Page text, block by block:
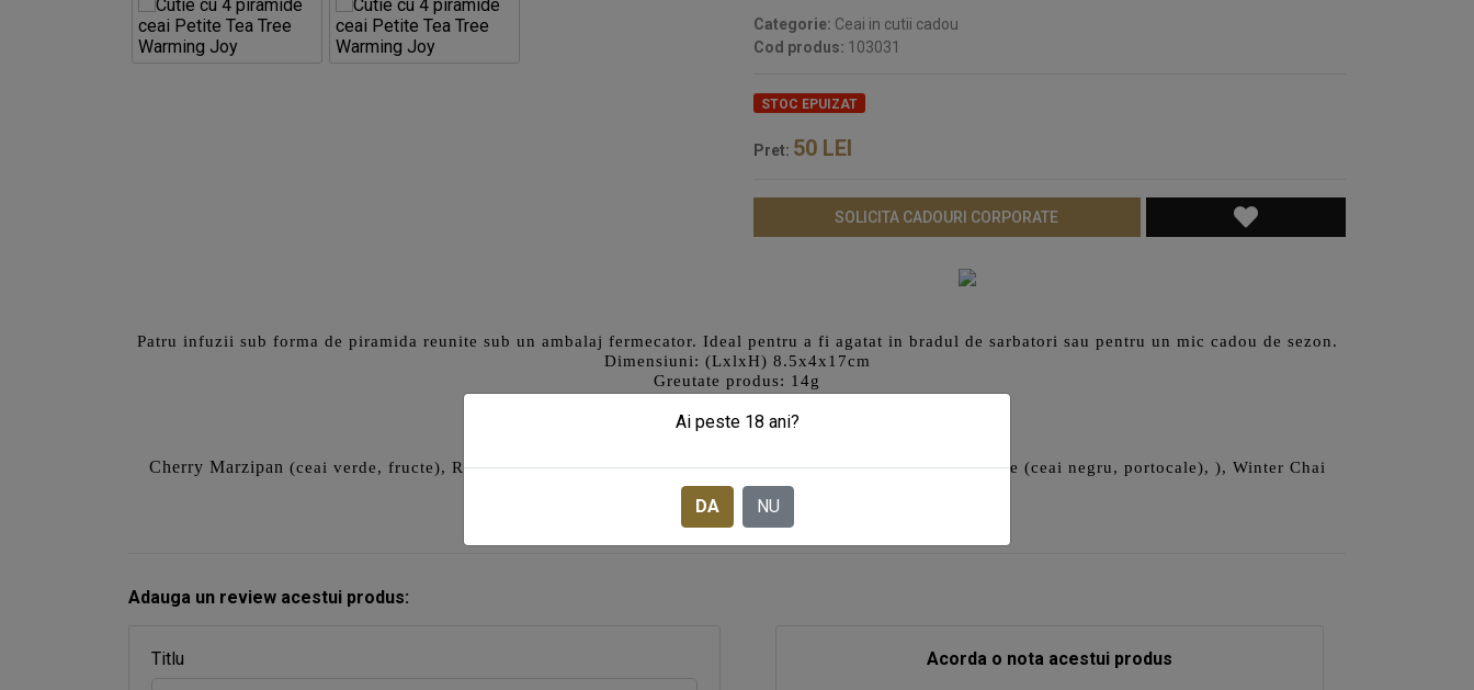
Categorie: Ceai in cutii cadou
Cod produs: 103031
STOC EPUIZAT
Pret: 50 LEI
SOLICITA CADOURI CORPORATE
Patru infuzii sub forma de piramida reunite sub un ambalaj fermecator. Ideal pentru a fi agatat in bradul de sarbatori sau pentru un mic cadou de sezon.
Dimensiuni: (LxlxH) 8.5x4x17cm
Greutate produs: 14g
Sortimente de ceai incluse:
Cherry Marzipan (ceai verde, fructe), Raspberry Ganache(ceai negru, zmeura, ciocolata),Sweet Orange Spice (ceai negru, portocale), ), Winter Chai
(rooibos, condimente)
Adauga un review acestui produs:
Titlu Acorda o nota acestui produs
Ai peste 18 ani?
DA NU